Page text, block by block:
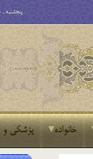
پنجشنبه , 15 مرداد 1405
خانواده پزشکی